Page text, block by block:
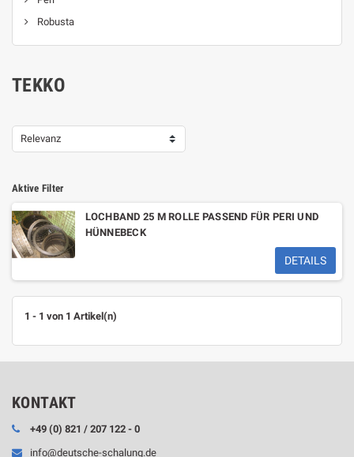
Robusta
TEKKO
Relevanz
Aktive Filter
LOCHBAND 25 M ROLLE PASSEND FÜR PERI UND
HÜNNEBECK
DETAILS
1 - 1 von 1 Artikel(n)
KONTAKT
+49 (0) 821 / 207 122 - 0
info@deutsche-schalung.de